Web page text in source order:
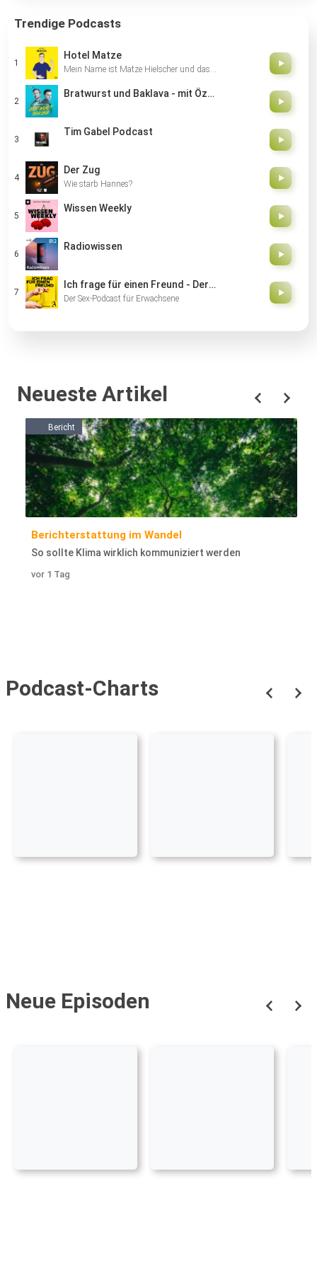
Momenten
dem
Wachalltag,
internationalen
Erfahrungen
und
Erlebnissen.
Trendige Podcasts
Hotel Matze
Mein Name ist Matze Hielscher und das ist der Int…
Bratwurst und Baklava - mit Özcan Cosar und Bastian Bielendorfer
Tim Gabel Podcast
Der Zug
Wie starb Hannes?
Wissen Weekly
Radiowissen
Ich frage für einen Freund - Der Sex-Podcast für Erwachsene
Der Sex-Podcast für Erwachsene
Neueste Artikel
Bericht
Berichterstattung im Wandel
So sollte Klima wirklich kommuniziert werden
vor 1 Tag
Podcast-Charts
Neue Episoden